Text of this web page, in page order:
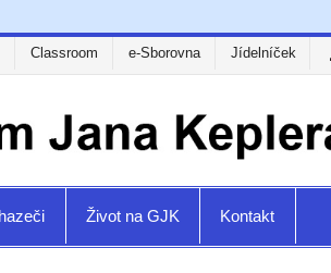
Classroom e-Sborovna Jídelníček
Život na GJK Kontakt